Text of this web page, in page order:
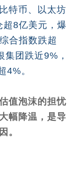
特币、以太坊
8亿美元，爆
合指数跌超
团跌近9%，
4%。
值泡沫的担忧
幅降温，是导
。